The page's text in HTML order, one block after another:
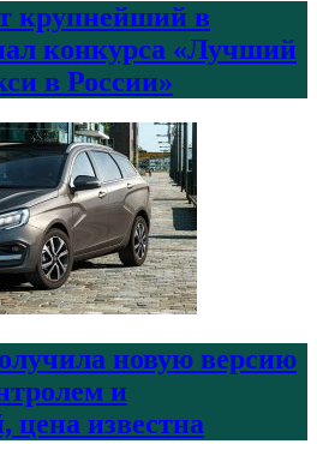
крупнейший в
конкурса «Лучший
в России»
новую версию
и
цена известна